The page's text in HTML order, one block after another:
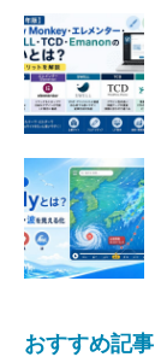
おすすめ記事